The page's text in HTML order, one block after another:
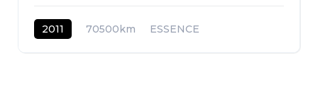
2011 70500km ESSENCE